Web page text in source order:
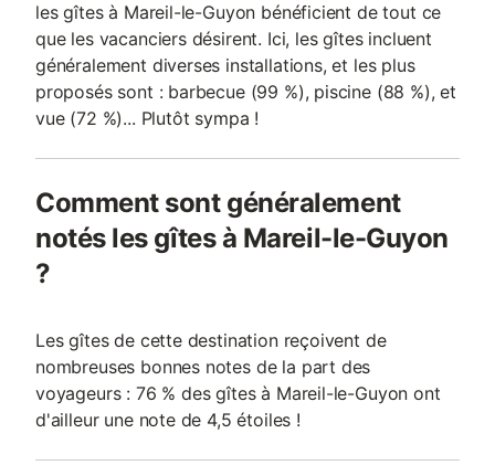
les gîtes à Mareil-le-Guyon bénéficient de tout ce
que les vacanciers désirent. Ici, les gîtes incluent
généralement diverses installations, et les plus
proposés sont : barbecue (99 %), piscine (88 %), et
vue (72 %)... Plutôt sympa !
Comment sont généralement
notés les gîtes à Mareil-le-Guyon
?
Les gîtes de cette destination reçoivent de
nombreuses bonnes notes de la part des
voyageurs : 76 % des gîtes à Mareil-le-Guyon ont
d'ailleur une note de 4,5 étoiles !